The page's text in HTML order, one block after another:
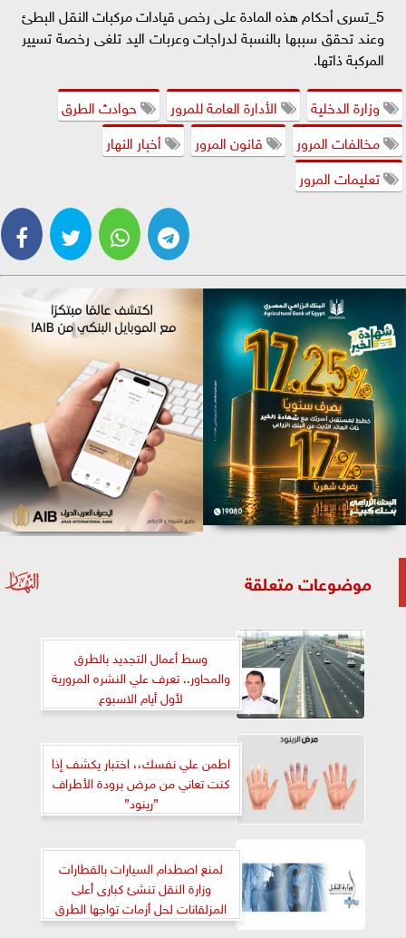
5_تسرى أحكام هذه المادة على رخص قيادات مركبات النقل البطئ
وعند تحقق سببها بالنسبة لدراجات وعربات اليد تلغى رخصة تسيير
المركبة ذاتها.
وزارة الدخلية
الأدارة العامة للمرور
حوادث الطرق
مخالفات المرور
قانون المرور
أخبار النهار
تعليمات المرور
موضوعات متعلقة
وسط أعمال التجديد بالطرق
والمحاور.. تعرف علي النشره المرورية
لأول أيام الاسبوع
اطمن علي نفسك،، اختبار يكشف إذا
كنت تعاني من مرض برودة الأطراف
”رينود”
لمنع اصطدام السيارات بالقطارات
وزارة النقل تنشئ كبارى أعلى
المزلقانات لحل أزمات تواجها الطرق